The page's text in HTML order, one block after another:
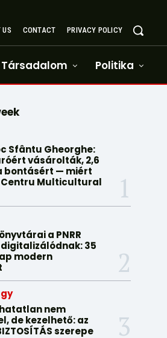
US CONTACT PRIVACY POLICY
Társadalom Politika
Sfântu Gheorghe:
vásárolták, 2,6
a bontásért — miért
Centru Multicultural
a PNRR
35
modern
nem
de kezelhető: az
szerepe